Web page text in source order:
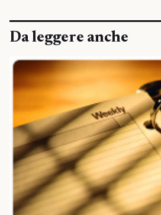
Da leggere anche